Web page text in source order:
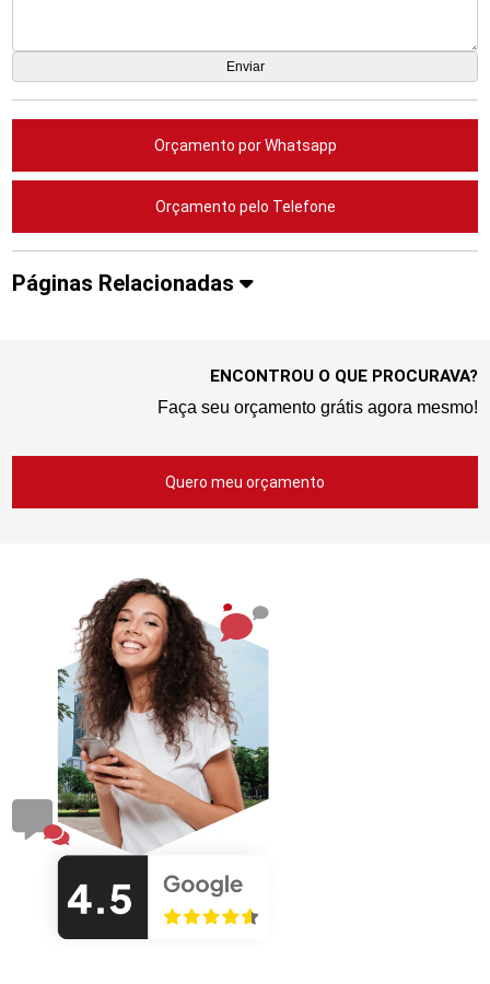
Orçamento por Whatsapp
Orçamento pelo Telefone
Páginas Relacionadas
ENCONTROU O QUE PROCURAVA?
Faça seu orçamento grátis agora mesmo!
Quero meu orçamento